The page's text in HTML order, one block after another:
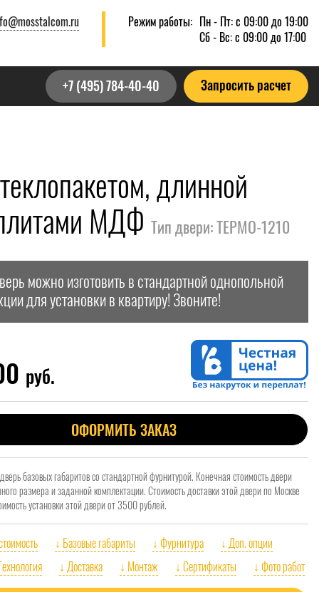
Режим работы: Пн - Пт: с 09:00 до 19:00
Сб - Вс: с 09:00 до 17:00
+7 (495) 784-40-40 Запросить расчет
длинной
МДФ Тип двери: ТЕРМО-1210
можно изготовить в стандартной однопольной
для установки в квартиру! Звоните!
руб.
ОФОРМИТЬ ЗАКАЗ
базовых габаритов со стандартной фурнитурой. Конечная стоимость двери
размера и заданной комплектации. Стоимость доставки этой двери по Москве
установки этой двери от 3500 рублей.
↓ Базовые габариты ↓ Фурнитура
↓ Доп. опции
↓ Доставка ↓ Монтаж ↓ Сертификаты ↓ Фото работ